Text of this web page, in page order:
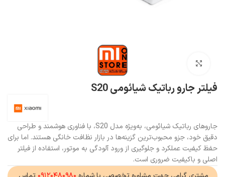
فیلتر جارو رباتیک شیائومی S20
جاروهای رباتیک شیائومی، به‌ویژه مدل S20، با فناوری هوشمند و طراحی
دقیق خود، جزو محبوب‌ترین گزینه‌ها در بازار نظافت خانگی هستند. اما برای
حفظ کیفیت عملکرد و جلوگیری از ورود آلودگی به موتور، استفاده از فیلتر
اصلی و باکیفیت ضروری است.